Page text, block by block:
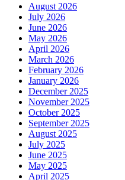
August 2026
July 2026
June 2026
May 2026
April 2026
March 2026
February 2026
January 2026
December 2025
November 2025
October 2025
September 2025
August 2025
July 2025
June 2025
May 2025
April 2025